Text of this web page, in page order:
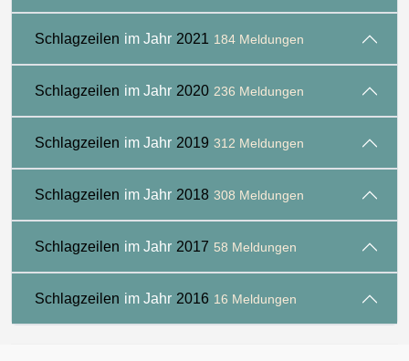
Schlagzeilen im Jahr 2021 184 Meldungen
Schlagzeilen im Jahr 2020 236 Meldungen
Schlagzeilen im Jahr 2019 312 Meldungen
Schlagzeilen im Jahr 2018 308 Meldungen
Schlagzeilen im Jahr 2017 58 Meldungen
Schlagzeilen im Jahr 2016 16 Meldungen